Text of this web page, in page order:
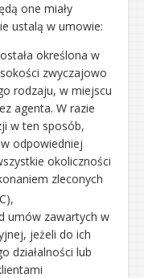
one miały
ustalą w umowie:
określona w
zwyczajowo
rodzaju, w miejscu
agenta. W razie
w ten sposób,
odpowiedniej
okoliczności
zleconych
umów zawartych w
jeżeli do ich
działalności lub